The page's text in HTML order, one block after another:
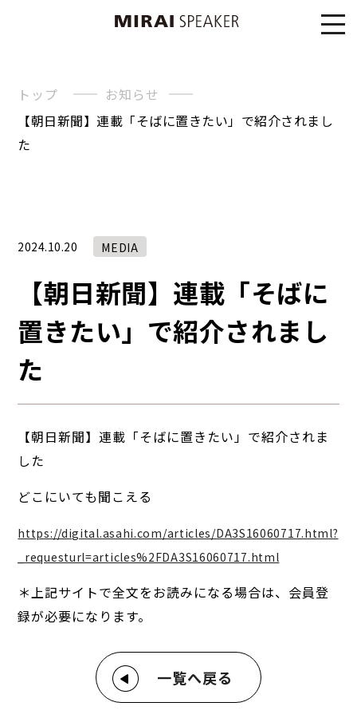
トップ
お知らせ
【朝日新聞】連載「そばに置きたい」で紹介されまし
た
2024.10.20 MEDIA
【朝日新聞】連載「そばに
置きたい」で紹介されまし
た
【朝日新聞】連載「そばに置きたい」で紹介されま
した
どこにいても聞こえる
https://digital.asahi.com/articles/DA3S16060717.html?
_requesturl=articles%2FDA3S16060717.html
＊上記サイトで全文をお読みになる場合は、会員登
録が必要になります。
一覧へ戻る